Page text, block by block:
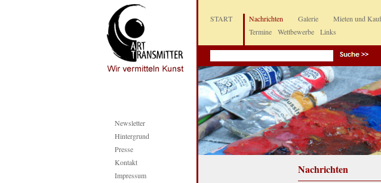
Newsletter
Hintergrund
Presse
Kontakt
Impressum
START
Nachrichten
Termine
Wettbewerbe Links
Galerie Mieten und
Nachrichten